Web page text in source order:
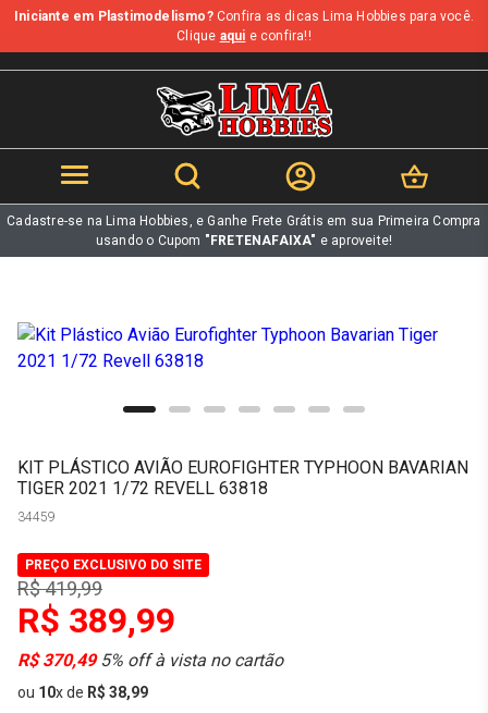
b
Iniciante em Plastimodelismo?Confira as dicas Lima Hobbies para você.
Clique aqui e confira!!
Cadastre-se na Lima Hobbies, e Ganhe Frete Grátis em sua Primeira Compra
usando o Cupom "FRETENAFAIXA" e aproveite!
KIT PLÁSTICO AVIÃO EUROFIGHTER TYPHOON BAVARIAN
TIGER 2021 1/72 REVELL 63818
34459
PREÇO EXCLUSIVO DO SITE
R$ 419,99
R$ 389,99
R$ 370,495% off à vista no cartão
ou 10xde R$ 38,99